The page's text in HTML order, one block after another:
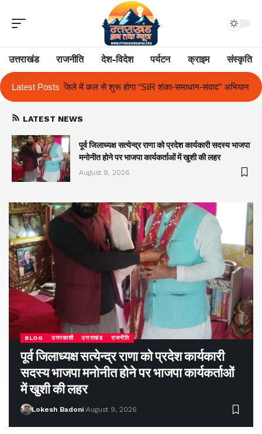
उत्तराखंड राजनीति देश-विदेश पर्यटन क्राइम संस्कृति
Latest Posts
“SIR शंका-समाधान-संवाद” अभियान द आर्यन स्कूल में अंतर-सदनीय हिंदी एवं
LATEST NEWS
पूर्व जिलाध्यक्ष सत्येन्द्र राणा को प्रदेश कार्यकारी सदस्य भाजपा
मनोनीत होने पर भाजपा कार्यकर्ताओं में खुशी की लहर
August 9, 2026
BLOG उत्तरकाशी उत्तराखंड राजनीति
पूर्व जिलाध्यक्ष सत्येन्द्र राणा को प्रदेश कार्यकारी
सदस्य भाजपा मनोनीत होने पर भाजपा कार्यकर्ताओं
में खुशी की लहर
Lokesh Badoni August 9, 2026